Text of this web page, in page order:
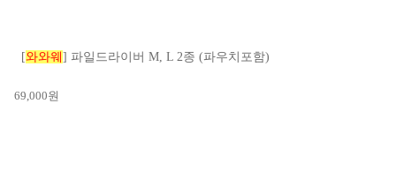
[와와웨 ] 파일드라이버 M, L 2종 (파우치포함)
69,000원